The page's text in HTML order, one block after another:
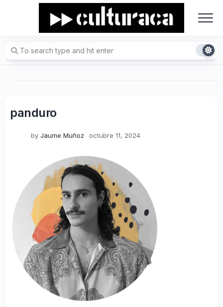
panduro
by Jaume Muñoz octubre 11, 2024